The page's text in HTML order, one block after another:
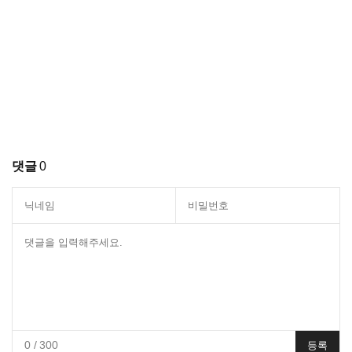
댓글0
0/ 300 등록